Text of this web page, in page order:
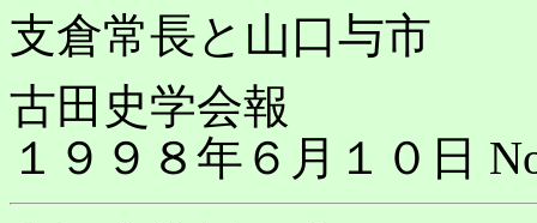
支倉常長と山口与市
古田史学会報
１９９８年６月１０日